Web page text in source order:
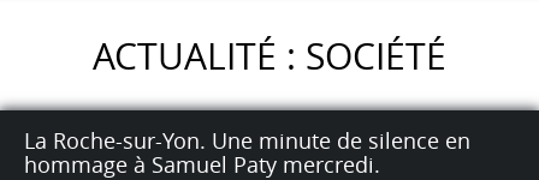
ACTUALITÉ : SOCIÉTÉ
La Roche-sur-Yon. Une minute de silence en
hommage à Samuel Paty mercredi.